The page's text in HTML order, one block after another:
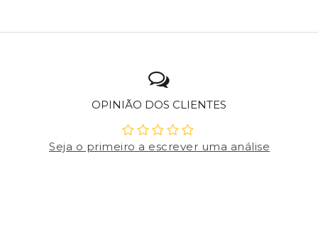
OPINIÃO DOS CLIENTES
Seja o primeiro a escrever uma análise